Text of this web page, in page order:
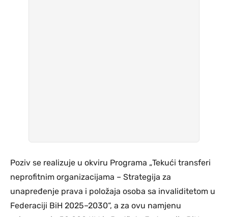
Poziv se realizuje u okviru Programa „Tekući transferi
neprofitnim organizacijama – Strategija za
unapređenje prava i položaja osoba sa invaliditetom u
Federaciji BiH 2025–2030“, a za ovu namjenu